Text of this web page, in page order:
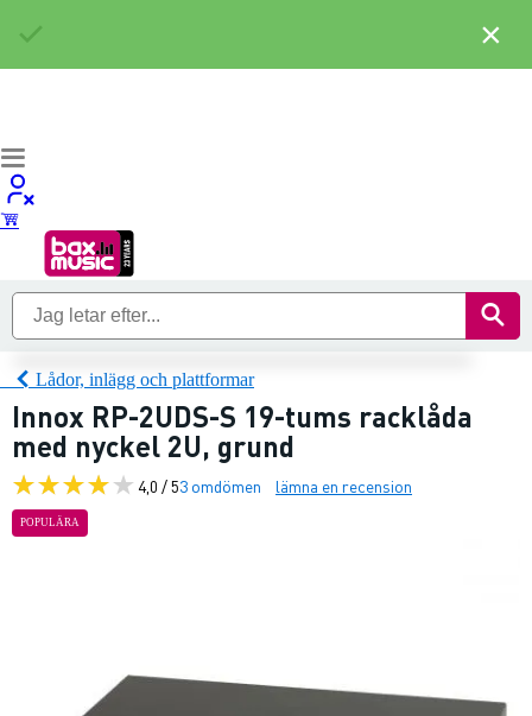
Lådor, inlägg och plattformar
Innox RP-2UDS-S 19-tums racklåda
med nyckel 2U, grund
4,0 / 53 omdömen lämna en recension
POPULÄRA
×